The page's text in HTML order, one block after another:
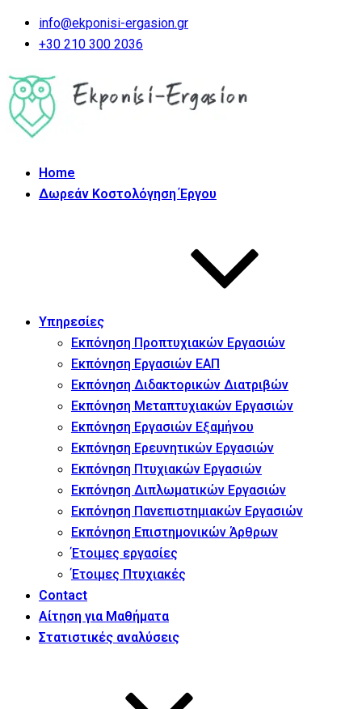
info@ekponisi-ergasion.gr
+30 210 300 2036
Home
Δωρεάν Κοστολόγηση Έργου
Υπηρεσίες
Εκπόνηση Προπτυχιακών Εργασιών
Εκπόνηση Εργασιών ΕΑΠ
Εκπόνηση Διδακτορικών Διατριβών
Εκπόνηση Μεταπτυχιακών Εργασιών
Εκπόνηση Εργασιών Εξαμήνου
Εκπόνηση Ερευνητικών Εργασιών
Εκπόνηση Πτυχιακών Εργασιών
Εκπόνηση Διπλωματικών Εργασιών
Εκπόνηση Πανεπιστημιακών Εργασιών
Εκπόνηση Επιστημονικών Άρθρων
Έτοιμες εργασίες
Έτοιμες Πτυχιακές
Contact
Αίτηση για Μαθήματα
Στατιστικές αναλύσεις